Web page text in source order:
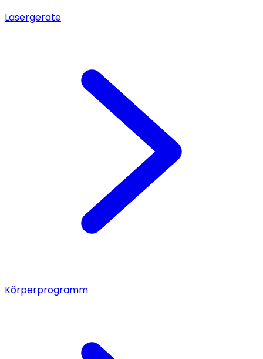
Lasergeräte
Körperprogramm